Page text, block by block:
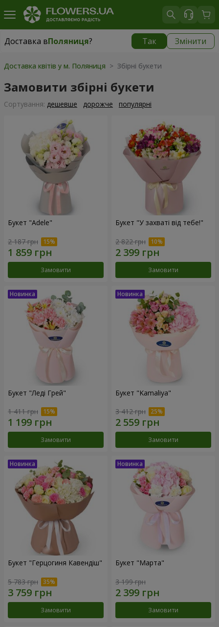
Доставка вПоляниця? Так Змінити
Доставка вПоляниця|
Доставка квітів у м. Поляниця > Збірні букети
Замовити збірні букети
Сортування: дешевше дорожче популярні
Букет "Adele"
2 187 грн
Замовити
Букет "У захваті від тебе!"
2 822 грн
Замовити
Букет "Леді Грей"
1 411 грн
Замовити
Букет "Kamaliya"
3 412 грн
Замовити
Букет "Герцогиня Кавендіш"
5 783 грн
Замовити
Букет "Марта"
3 199 грн
Замовити